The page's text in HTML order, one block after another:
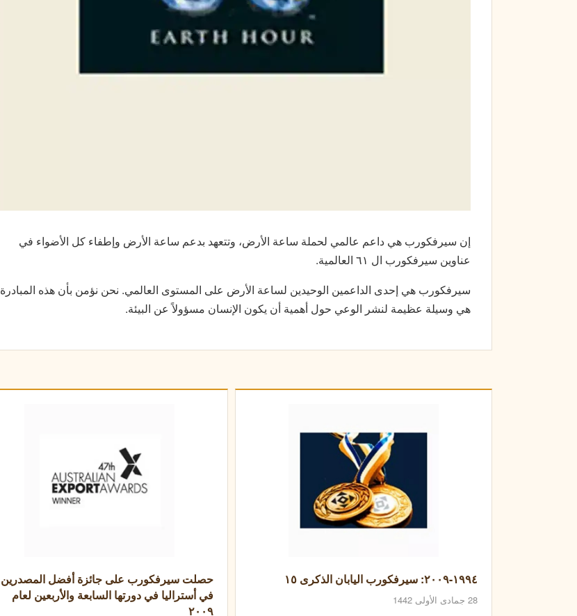
إن سيرفكورب هي داعم عالمي لحملة ساعة الأرض، وتتعهد بدعم ساعة الأرض وإطفاء كل الأضواء في
عناوين سيرفكورب ال ٦١ العالمية.
سيرفكورب هي إحدى الداعمين الوحيدين لساعة الأرض على المستوى العالمي. نحن نؤمن بأن هذه المبادرة
هي وسيلة عظيمة لنشر الوعي حول أهمية أن يكون الإنسان مسؤولاً عن البيئة.
١٩٩٤-٢٠٠٩: سيرفكورب اليابان الذكرى ١٥
28 جمادى الأولى 1442
حصلت سيرفكورب على جائزة أفضل المصدرين
في أستراليا في دورتها السابعة والأربعين لعام
٢٠٠٩